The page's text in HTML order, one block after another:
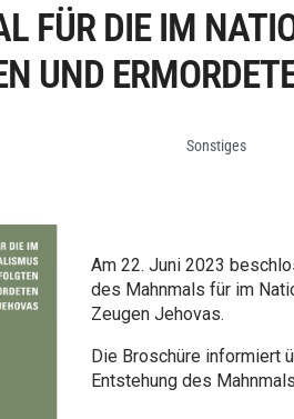
FÜR DIE IM
UND
Sonstiges
Am 22. Juni 2023
des Mahnmals für im
Zeugen Jehovas.
Die Broschüre informiert
Entstehung des